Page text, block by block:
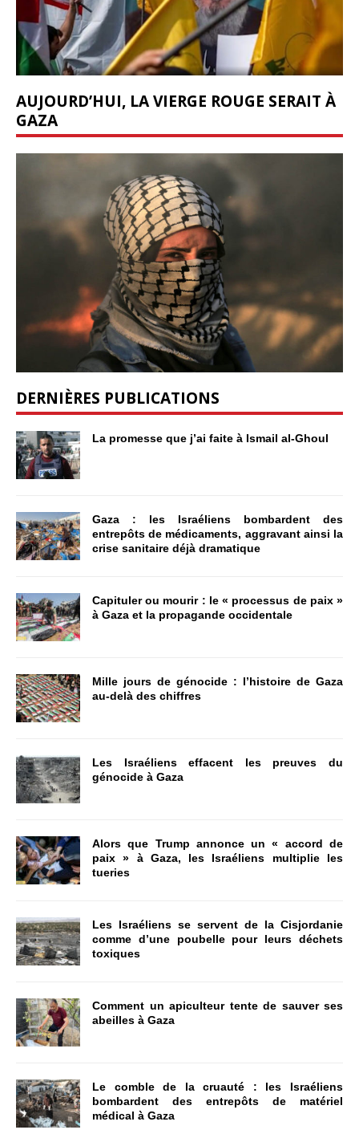
AUJOURD’HUI, LA VIERGE ROUGE SERAIT À
GAZA
DERNIÈRES PUBLICATIONS
La promesse que j’ai faite à Ismail al-Ghoul
Gaza : les Israéliens bombardent des
entrepôts de médicaments, aggravant ainsi la
crise sanitaire déjà dramatique
Capituler ou mourir : le « processus de paix »
à Gaza et la propagande occidentale
Mille jours de génocide : l’histoire de Gaza
au-delà des chiffres
Les Israéliens effacent les preuves du
génocide à Gaza
Alors que Trump annonce un « accord de
paix » à Gaza, les Israéliens multiplie les
tueries
Les Israéliens se servent de la Cisjordanie
comme d’une poubelle pour leurs déchets
toxiques
Comment un apiculteur tente de sauver ses
abeilles à Gaza
Le comble de la cruauté : les Israéliens
bombardent des entrepôts de matériel
médical à Gaza